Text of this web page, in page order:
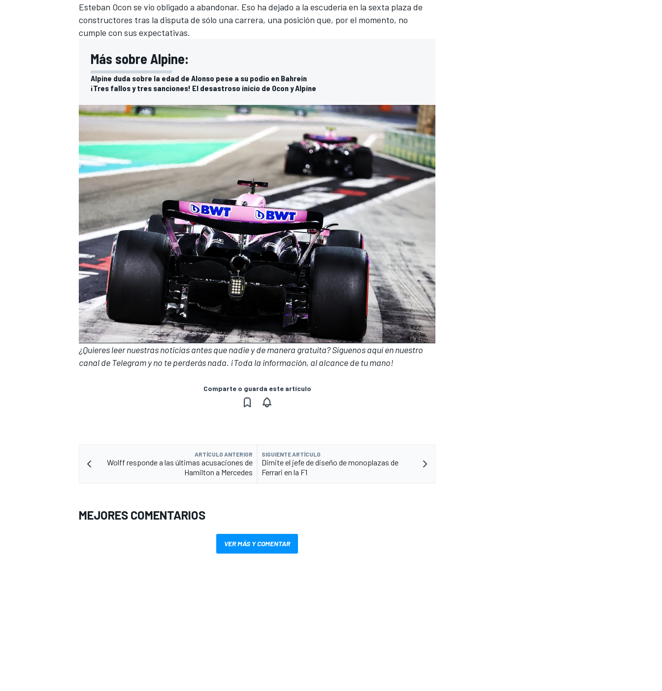
Esteban Ocon se vio obligado a abandonar. Eso ha dejado a la escudería en la sexta plaza de
constructores tras la disputa de sólo una carrera, una posición que, por el momento, no
cumple con sus expectativas.
Más sobre Alpine:
Alpine duda sobre la edad de Alonso pese a su podio en Bahrein
¡Tres fallos y tres sanciones! El desastroso inicio de Ocon y Alpine
¿Quieres leer nuestras noticias antes que nadie y de manera gratuita? Síguenosaquí en nuestro
canal de Telegramy no te perderás nada. ¡Toda la información, al alcance de tu mano!
Comparte o guarda este artículo
ARTÍCULO ANTERIOR
Wolff responde a las últimas acusaciones de
Hamilton a Mercedes
SIGUIENTE ARTÍCULO
Dimite el jefe de diseño de monoplazas de
Ferrari en la F1
MEJORES COMENTARIOS
VER MÁS Y COMENTAR